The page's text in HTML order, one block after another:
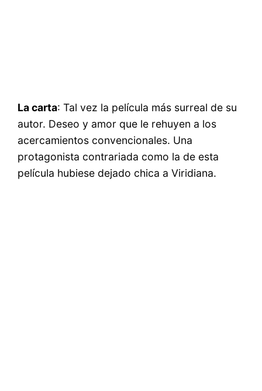
La carta: Tal vez la película más surreal de su
autor. Deseo y amor que le rehuyen a los
acercamientos convencionales. Una
protagonista contrariada como la de esta
película hubiese dejado chica a Viridiana.